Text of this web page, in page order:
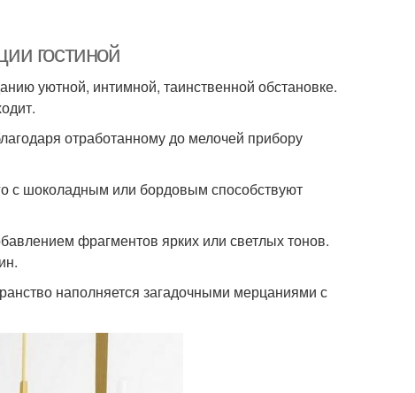
гостиной
уютной, интимной, таинственной обстановке.
отработанному до мелочей прибору
с шоколадным или бордовым способствуют
фрагментов ярких или светлых тонов.
наполняется загадочными мерцаниями с